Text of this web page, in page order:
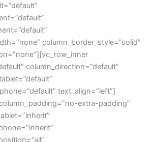
column_border_style=”solid”
column_direction=”default”
text_align=”left”]
extra-padding”